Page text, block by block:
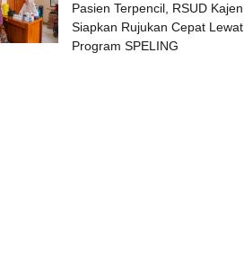
Pasien Terpencil, RSUD Kajen
Siapkan Rujukan Cepat Lewat
Program SPELING